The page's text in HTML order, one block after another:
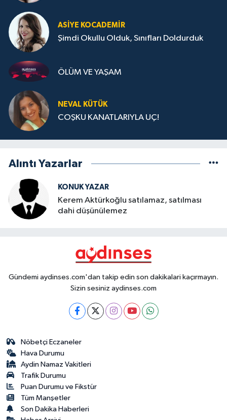
ASIYE KOCADEMİR
Şimdi Okullu Olduk, Sınıfları Doldurduk
ÖLÜM VE YAŞAM
NEVAL KÜTÜK
COŞKU KANATLARIYLA UÇ!
Alıntı Yazarlar
KONUK YAZAR
Kerem Aktürkoğlu satılamaz, satılması
dahi düşünülemez
Gündemi aydinses.com'dan takip edin son dakikalari kaçırmayın.
Sizin sesiniz aydinses.com
Nöbetçi Eczaneler
Hava Durumu
Aydin Namaz Vakitleri
Trafik Durumu
Puan Durumu ve Fikstür
Tüm Manşetler
Son Dakika Haberleri